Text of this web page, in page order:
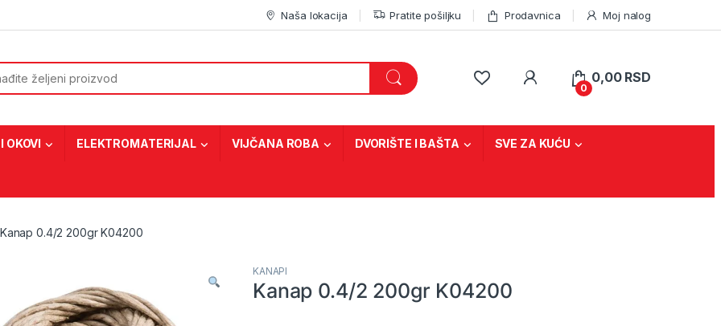
Naša lokacija Pratite pošiljku Prodavnica Moj nalog
0
0,00 RSD
OKOVI ELEKTROMATERIJAL VIJČANA ROBA DVORIŠTE I BAŠTA SVE ZA KUĆU
Kanap 0.4/2 200gr K04200
KANAPI
Kanap 0.4/2 200gr K04200